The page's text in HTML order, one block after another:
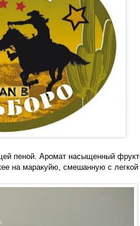
пеной. Аромат насыщенный
на маракуйю, смешанную с легкой